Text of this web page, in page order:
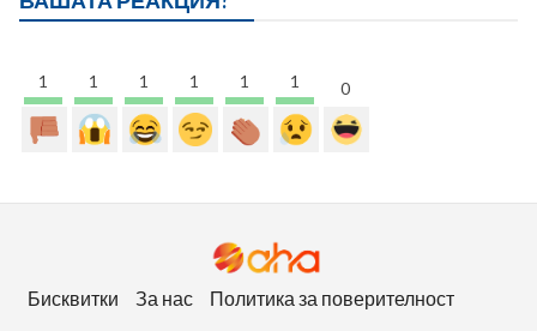
1 1 1 1 1 1 0
Бисквитки За нас Политика за поверителност